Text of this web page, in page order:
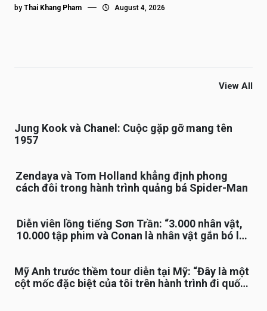
by Thai Khang Pham August 4, 2026
View All
Jung Kook và Chanel: Cuộc gặp gỡ mang tên
1957
Zendaya và Tom Holland khẳng định phong
cách đôi trong hành trình quảng bá Spider-Man
Diễn viên lồng tiếng Sơn Trần: “3.000 nhân vật,
10.000 tập phim và Conan là nhân vật gắn bó lâu
Mỹ Anh trước thềm tour diễn tại Mỹ: “Đây là một
cột mốc đặc biệt của tôi trên hành trình đi quốc